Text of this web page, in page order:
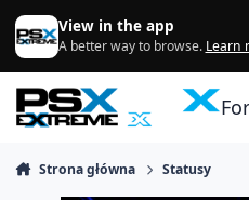
Skocz do zawartości
View in the app
A better way to browse. Learn
Strona główna Statusy